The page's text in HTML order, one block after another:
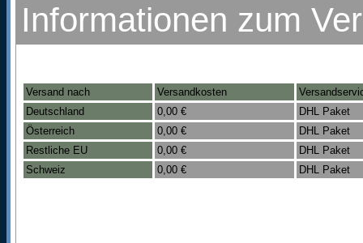
Informationen zum
Versand nach Versandkosten
Deutschland
0,00 €
DHL Paket
Österreich
0,00 €
DHL Paket
Restliche EU
0,00 €
DHL Paket
Schweiz
0,00 € DHL Paket